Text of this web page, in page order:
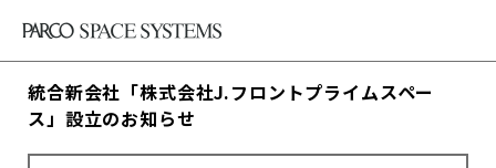
統合新会社「株式会社J.フロントプライムスペー
ス」設立のお知らせ